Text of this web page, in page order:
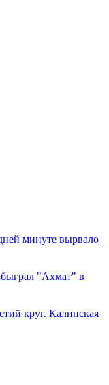
минуте вырвало
"Ахмат" в
круг. Калинская